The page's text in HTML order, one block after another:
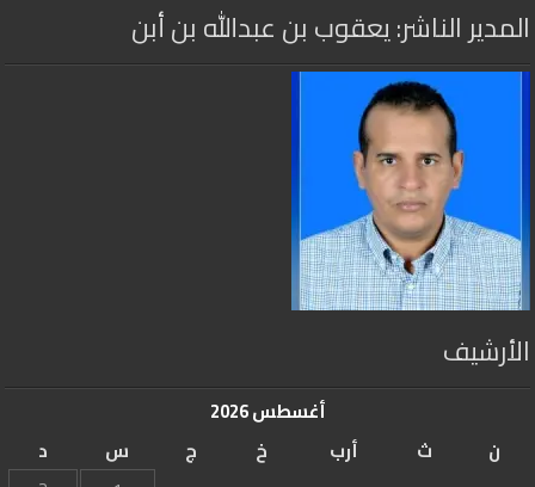
المدير الناشر: يعقوب بن عبدالله بن أبن
الأرشيف
أغسطس 2026
ن
ث أرب خ ج س
د